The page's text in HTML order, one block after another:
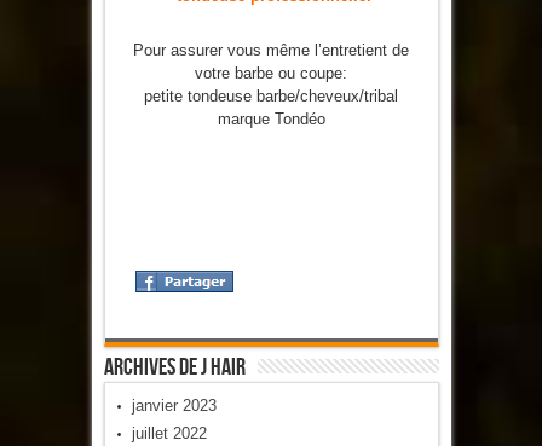
Pour assurer vous même l’entretient de
votre barbe ou coupe:
petite tondeuse barbe/cheveux/tribal
marque Tondéo
Archives De J Hair
janvier 2023
juillet 2022